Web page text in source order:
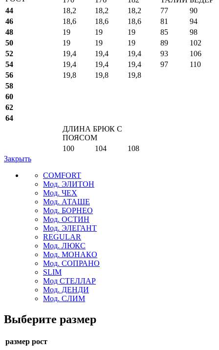
44
18,2 18,2 18,2 77
90
46
18,6 18,6 18,6 81
94
48
19 19 19 85
98
50
19 19 19 89
102
52
19,4 19,4 19,4 93
106
54
19,4 19,4 19,4 97
110
56
19,8 19,8
19,8
58
60
62
64
ДЛИНА БРЮК С
ПОЯСОМ
100
104
108
Закрыть
COMFORT
Мод. ЭЛИТОН
Мод. ЧЕХ
Мод. АТАШЕ
Мод. БОРНЕО
Мод. ОСТИН
Мод. ЭЛЕГАНТ
REGULAR
Мод. ЛЮКС
Мод. МОНАКО
Мод. СОПРАНО
SLIM
Мод СТЕЛЛАР
Мод. ДЕНДИ
Мод. СЛИМ
Выберите размер
размер рост